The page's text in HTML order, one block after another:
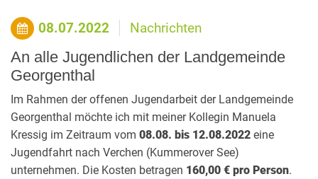
08.07.2022 Nachrichten
An alle Jugendlichen der Landgemeinde
Georgenthal
Im Rahmen der offenen Jugendarbeit der Landgemeinde
Georgenthal möchte ich mit meiner Kollegin Manuela
Kressig im Zeitraum vom 08.08. bis 12.08.2022 eine
Jugendfahrt nach Verchen (Kummerover See)
unternehmen. Die Kosten betragen 160,00 € pro Person.